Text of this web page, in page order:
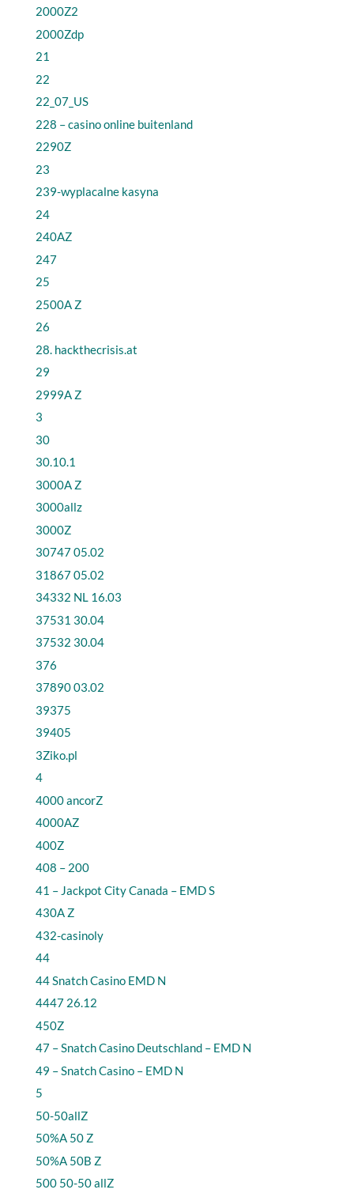
2000Z2
2000Zdp
21
22
22_07_US
228 – casino online buitenland
2290Z
23
239-wyplacalne kasyna
24
240AZ
247
25
2500A Z
26
28. hackthecrisis.at
29
2999A Z
3
30
30.10.1
3000A Z
3000allz
3000Z
30747 05.02
31867 05.02
34332 NL 16.03
37531 30.04
37532 30.04
376
37890 03.02
39375
39405
3Ziko.pl
4
4000 ancorZ
4000AZ
400Z
408 – 200
41 – Jackpot City Canada – EMD S
430A Z
432-casinoly
44
44 Snatch Casino EMD N
4447 26.12
450Z
47 – Snatch Casino Deutschland – EMD N
49 – Snatch Casino – EMD N
5
50-50allZ
50%A 50 Z
50%A 50B Z
500 50-50 allZ